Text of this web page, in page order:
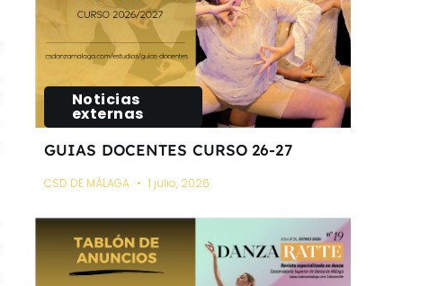
Noticias
externas
GUIAS DOCENTES CURSO 26-27
CSD DE MÁLAGA 1 julio, 2026